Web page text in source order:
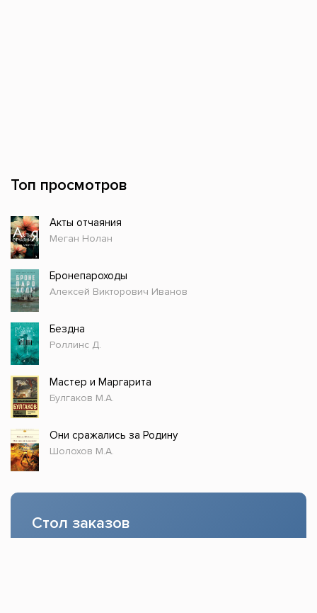
Топ просмотров
Акты отчаяния
Меган Нолан
Бронепароходы
Алексей Викторович Иванов
Бездна
Роллинс Д.
Мастер и Маргарита
Булгаков М.А.
Они сражались за Родину
Шолохов М.А.
Стол заказов